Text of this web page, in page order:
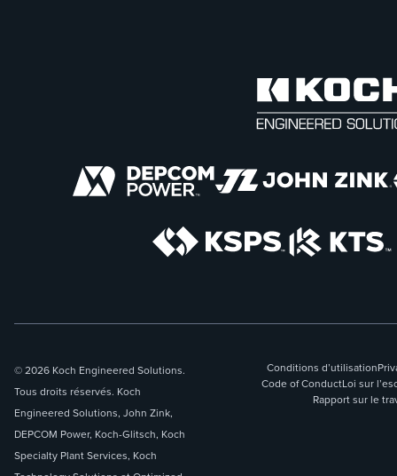
© 2026 Koch Engineered Solutions.
Tous droits réservés. Koch
Engineered Solutions, John Zink,
DEPCOM Power, Koch-Glitsch, Koch
Specialty Plant Services, Koch
Conditions d’utilisation
Code of ConductLoi sur
Rapport sur le